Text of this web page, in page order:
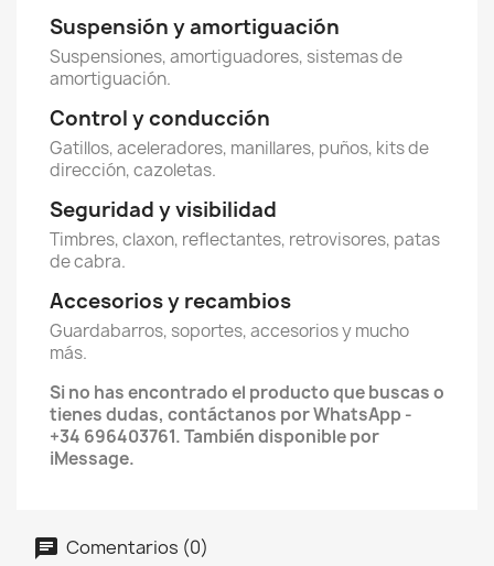
Suspensión y amortiguación
Suspensiones, amortiguadores, sistemas de
amortiguación.
Control y conducción
Gatillos, aceleradores, manillares, puños, kits de
dirección, cazoletas.
Seguridad y visibilidad
Timbres, claxon, reflectantes, retrovisores, patas
de cabra.
Accesorios y recambios
Guardabarros, soportes, accesorios y mucho
más.
Si no has encontrado el producto que buscas o
tienes dudas, contáctanos por WhatsApp -
+34 696403761. También disponible por
iMessage.
Comentarios (0)